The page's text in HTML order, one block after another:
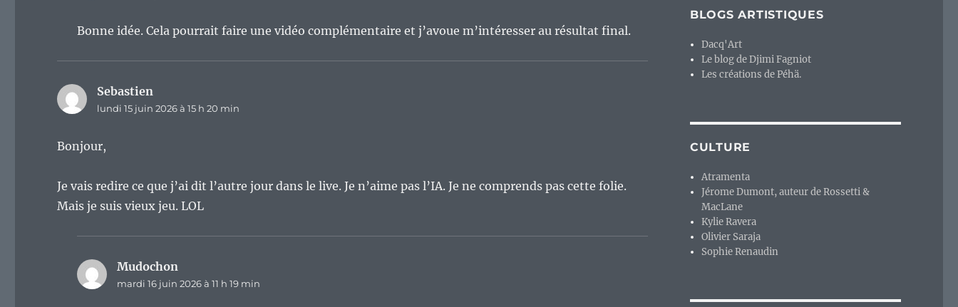
Bonne idée. Cela pourrait faire une vidéo complémentaire et j’avoue m’intéresser au résultat final.
Sebastien
lundi 15 juin 2026 à 15 h 20 min
Bonjour,
Je vais redire ce que j’ai dit l’autre jour dans le live. Je n’aime pas l’IA. Je ne comprends pas cette folie.
Mais je suis vieux jeu. LOL
Mudochon
mardi 16 juin 2026 à 11 h 19 min
BLOGS ARTISTIQUES
Dacq'Art
Le blog de Djimi Fagniot
Les créations de Péhä.
CULTURE
Atramenta
Jérome Dumont, auteur de Rossetti &
MacLane
Kylie Ravera
Olivier Saraja
Sophie Renaudin